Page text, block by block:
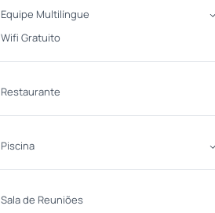
Equipe Multilíngue
Wifi Gratuito
Restaurante
Piscina
Sala de Reuniões